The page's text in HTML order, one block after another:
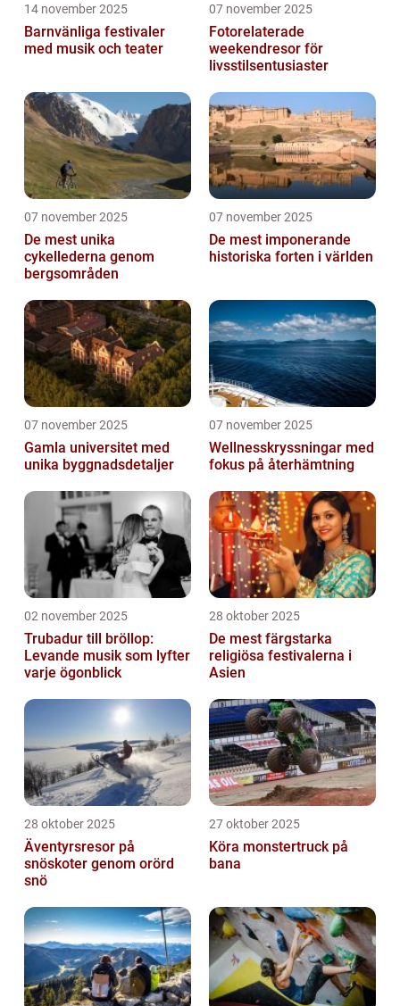
14 november 2025
Barnvänliga festivaler
med musik och teater
07 november 2025
Fotorelaterade
weekendresor för
livsstilsentusiaster
07 november 2025
De mest unika
cykellederna genom
bergsområden
07 november 2025
De mest imponerande
historiska forten i världen
07 november 2025
Gamla universitet med
unika byggnadsdetaljer
07 november 2025
Wellnesskryssningar med
fokus på återhämtning
02 november 2025
Trubadur till bröllop:
Levande musik som lyfter
varje ögonblick
28 oktober 2025
De mest färgstarka
religiösa festivalerna i
Asien
28 oktober 2025
Äventyrsresor på
snöskoter genom orörd
snö
27 oktober 2025
Köra monstertruck på
bana